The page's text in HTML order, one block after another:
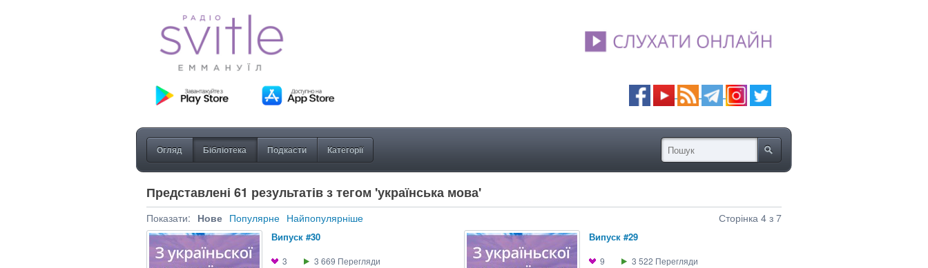
Огляд Бібліотека Подкасти Категорії
Представлені 61 результатів з тегом 'українська мова'
Показати: Нове Популярне Найпопулярніше Сторінка 4 з 7
Випуск #30
3 3 669 Перегляди
Випуск #29
9 3 522 Перегляди